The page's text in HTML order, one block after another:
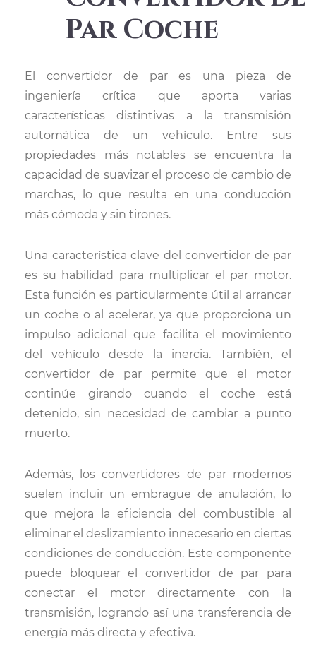
Par Coche
El convertidor de par es una pieza de
ingeniería crítica que aporta varias
características distintivas a la transmisión
automática de un vehículo. Entre sus
propiedades más notables se encuentra la
capacidad de suavizar el proceso de cambio de
marchas, lo que resulta en una conducción
más cómoda y sin tirones.
Una característica clave del convertidor de par
es su habilidad para multiplicar el par motor.
Esta función es particularmente útil al arrancar
un coche o al acelerar, ya que proporciona un
impulso adicional que facilita el movimiento
del vehículo desde la inercia. También, el
convertidor de par permite que el motor
continúe girando cuando el coche está
detenido, sin necesidad de cambiar a punto
muerto.
Además, los convertidores de par modernos
suelen incluir un embrague de anulación, lo
que mejora la eficiencia del combustible al
eliminar el deslizamiento innecesario en ciertas
condiciones de conducción. Este componente
puede bloquear el convertidor de par para
conectar el motor directamente con la
transmisión, logrando así una transferencia de
energía más directa y efectiva.